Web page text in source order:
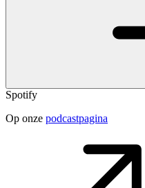
Spotify
Op onze podcastpagina